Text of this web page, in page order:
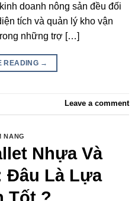
doanh nông sản đều đối
tích và quản lý kho vận
những trợ […]
READING →
Leave a comment
NANG
Nhựa Và
Đâu Là Lựa